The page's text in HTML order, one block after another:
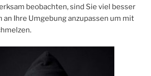
beobachten, sind Sie viel besser
an Ihre Umgebung anzupassen um mit